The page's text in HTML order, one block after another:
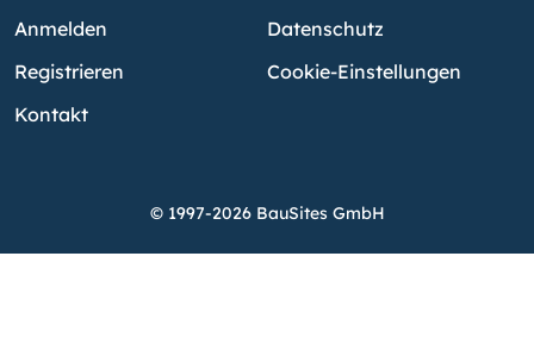
Anmelden
Registrieren
Kontakt
Datenschutz
Cookie-Einstellungen
© 1997-2026 BauSites GmbH